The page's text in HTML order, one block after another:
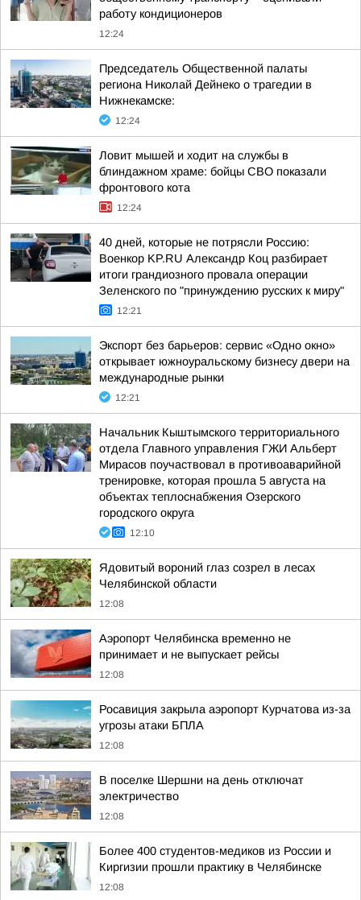
работу кондиционеров
12:24
Председатель Общественной палаты
региона Николай Дейнеко о трагедии в
Нижнекамске:
12:24
Ловит мышей и ходит на службы в
блиндажном храме: бойцы СВО показали
фронтового кота
12:24
40 дней, которые не потрясли Россию:
Военкор KP.RU Александр Коц разбирает
итоги грандиозного провала операции
Зеленского по "принуждению русских к миру"
12:21
Экспорт без барьеров: сервис «Одно окно»
открывает южноуральскому бизнесу двери на
международные рынки
12:21
Начальник Кыштымского территориального
отдела Главного управления ГЖИ Альберт
Мирасов поучаствовал в противоаварийной
тренировке, которая прошла 5 августа на
объектах теплоснабжения Озерского
городского округа
12:10
Ядовитый вороний глаз созрел в лесах
Челябинской области
12:08
Аэропорт Челябинска временно не
принимает и не выпускает рейсы
12:08
Росавиция закрыла аэропорт Курчатова из-за
угрозы атаки БПЛА
12:08
В поселке Шершни на день отключат
электричество
12:08
Более 400 студентов-медиков из России и
Киргизии прошли практику в Челябинске
12:08